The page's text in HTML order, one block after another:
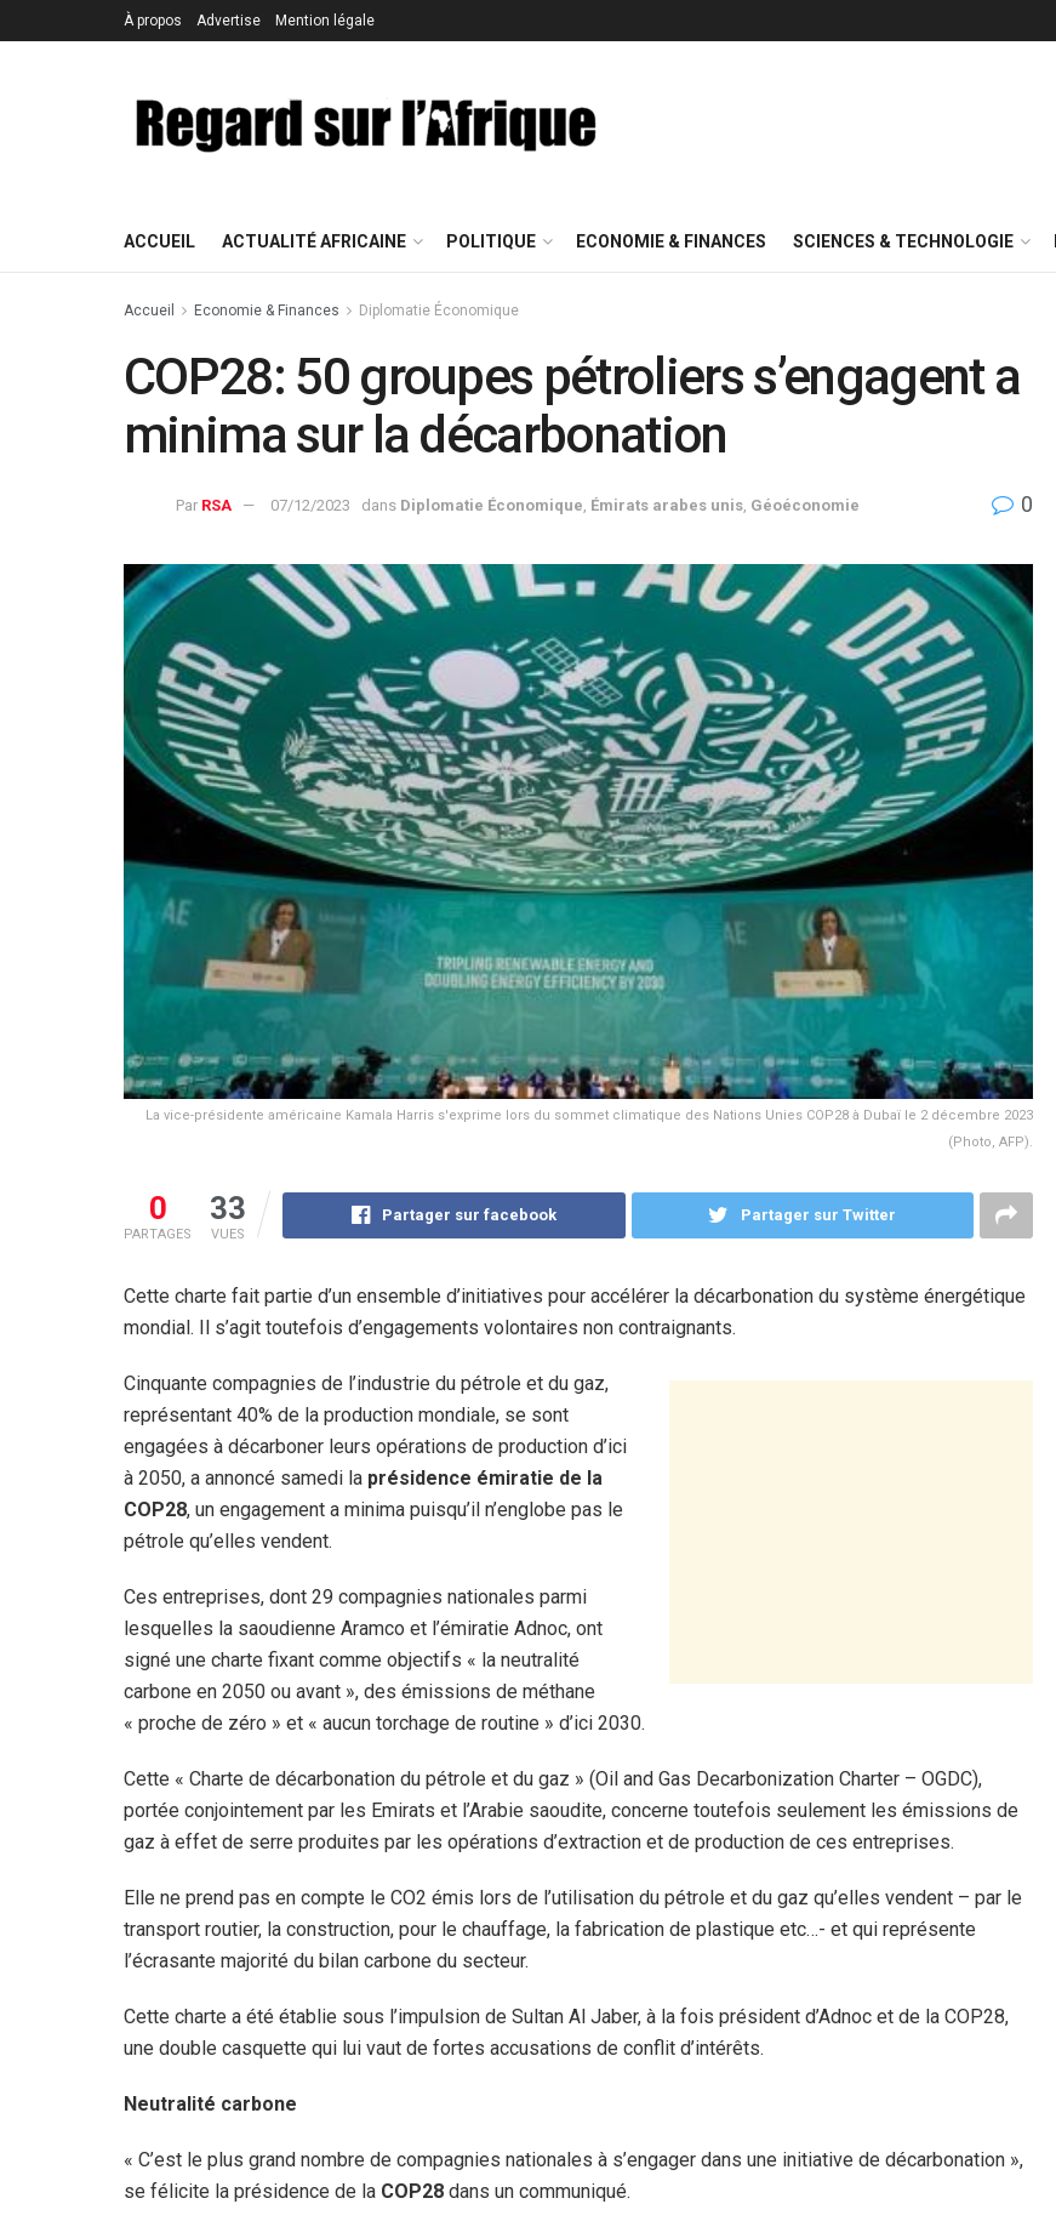
À propos Advertise Mention légale
ACCUEIL ACTUALITÉ AFRICAINE POLITIQUE ECONOMIE & FINANCES SCIENCES & TECHNOLOGIE
Accueil Economie & Finances Diplomatie Économique
COP28: 50 groupes pétroliers s’engagent a
minima sur la décarbonation
Par RSA 07/12/2023 dans Diplomatie Économique Émirats arabes unis Géoéconomie 0
La vice-présidente américaine Kamala Harris s'exprime lors du sommet climatique des Nations Unies COP28 à Dubaï le 2 décembre 2023
(Photo, AFP).
0
PARTAGES
33
VUES
Partager sur facebook Partager sur Twitter
Cette charte fait partie d’un ensemble d’initiatives pour accélérer la décarbonation du système énergétique
mondial. Il s’agit toutefois d’engagements volontaires non contraignants.
Cinquante compagnies de l’industrie du pétrole et du gaz,
représentant 40% de la production mondiale, se sont
engagées à décarboner leurs opérations de production d’ici
à 2050, a annoncé samedi la présidence émiratie de la
COP28, un engagement a minima puisqu’il n’englobe pas le
pétrole qu’elles vendent.
Ces entreprises, dont 29 compagnies nationales parmi
lesquelles la saoudienne Aramco et l’émiratie Adnoc, ont
signé une charte fixant comme objectifs « la neutralité
carbone en 2050 ou avant », des émissions de méthane
« proche de zéro » et « aucun torchage de routine » d’ici 2030.
Cette « Charte de décarbonation du pétrole et du gaz » (Oil and Gas Decarbonization Charter – OGDC),
portée conjointement par les Emirats et l’Arabie saoudite, concerne toutefois seulement les émissions de
gaz à effet de serre produites par les opérations d’extraction et de production de ces entreprises.
Elle ne prend pas en compte le CO2 émis lors de l’utilisation du pétrole et du gaz qu’elles vendent – par le
transport routier, la construction, pour le chauffage, la fabrication de plastique etc…- et qui représente
l’écrasante majorité du bilan carbone du secteur.
Cette charte a été établie sous l’impulsion de Sultan Al Jaber, à la fois président d’Adnoc et de la COP28,
une double casquette qui lui vaut de fortes accusations de conflit d’intérêts.
Neutralité carbone
« C’est le plus grand nombre de compagnies nationales à s’engager dans une initiative de décarbonation »,
se félicite la présidence de la COP28 dans un communiqué.